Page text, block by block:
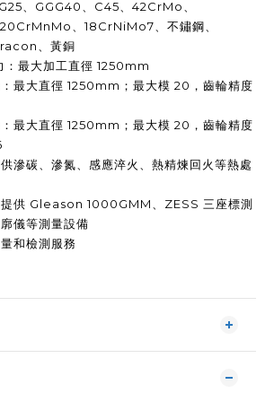
、GGG40、C45、42CrMo、
、18CrNiMo7、不鏽鋼、
、黃銅
：最大加工直徑 1250mm
最大直徑 1250mm；最大模 20，齒輪精度
最大直徑 1250mm；最大模 20，齒輪精度
滲碳、滲氮、感應淬火、熱精煉回火等熱處
提供 Gleason 1000GMM、ZESS 三座標測
儀等測量設備
和檢測服務